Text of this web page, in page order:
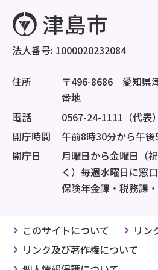
法人番号: 1000020232084
住所
〒496-8686 愛知県
番地
電話
0567-24-1111（代表）
開庁時間
午前8時30分から午
開庁日
月曜日から金曜日（
く）毎週水曜日に窓
保険年金課・税務課・
このサイトについて
リン
リンク及び著作権について